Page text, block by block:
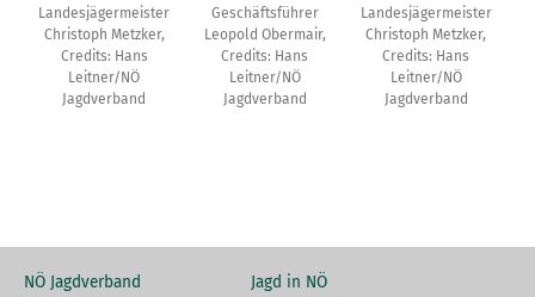
Landesjägermeister
Christoph Metzker,
Credits: Hans
Leitner/NÖ
Jagdverband
Geschäftsführer
Leopold Obermair,
Credits: Hans
Leitner/NÖ
Jagdverband
Landesjägermeister
Christoph Metzker,
Credits: Hans
Leitner/NÖ
Jagdverband
NÖ Jagdverband
Jagd in NÖ